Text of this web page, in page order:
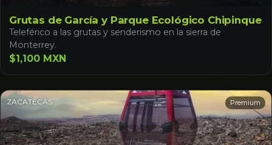
Grutas de García y Parque Ecológico Chipinque
Teleférico a las grutas y senderismo en la sierra de
Monterrey.
$1,100 MXN
ZACATECAS Premium